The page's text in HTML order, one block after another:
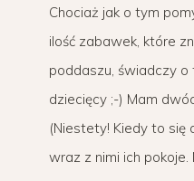
Chociaż jak o tym
ilość zabawek, które
poddaszu, świadczy o
dziecięcy ;-) Mam
(Niestety! Kiedy to się
wraz z nimi ich